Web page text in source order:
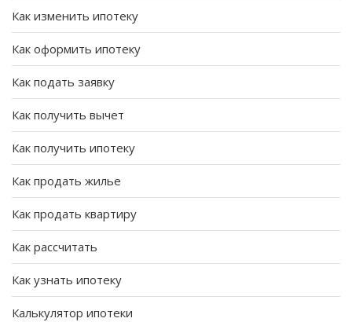
Как изменить ипотеку
Как оформить ипотеку
Как подать заявку
Как получить вычет
Как получить ипотеку
Как продать жилье
Как продать квартиру
Как рассчитать
Как узнать ипотеку
Калькулятор ипотеки